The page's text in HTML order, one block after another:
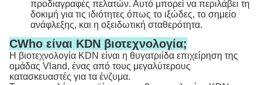
προδιαγραφές πελατών. Αυτό μπορεί να περιλάβει τη
δοκιμή για τις ιδιότητες όπως το ιξώδες, το σημείο
ανάφλεξης, και η οξειδωτική σταθερότητα.
CWho είναι KDN βιοτεχνολογία;
Η βιοτεχνολογία KDN είναι η θυγατριίδα επιχείρηση της
ομάδας Vland, ένας από τους μεγαλύτερους
κατασκευαστές για τα ένζυμα.